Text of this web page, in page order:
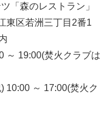
「森のレストラン」
東区若洲三丁目2番1
～ 19:00(焚火クラブは
～ 17:00(焚火ク